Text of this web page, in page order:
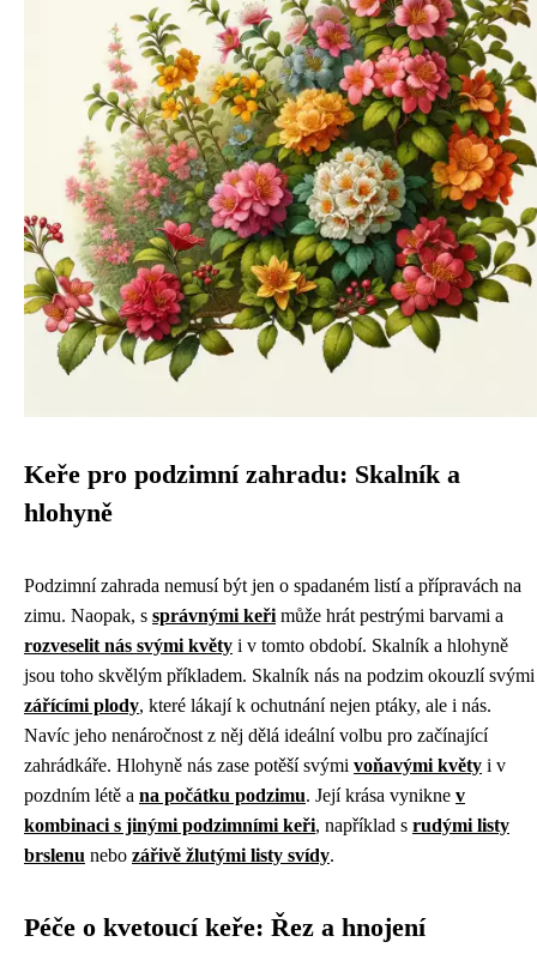
Keře pro podzimní zahradu: Skalník a
hlohyně
Podzimní zahrada nemusí být jen o spadaném listí a přípravách na
zimu. Naopak, s správnými keři může hrát pestrými barvami a
rozveselit nás svými květy i v tomto období. Skalník a hlohyně
jsou toho skvělým příkladem. Skalník nás na podzim okouzlí svými
zářícími plody, které lákají k ochutnání nejen ptáky, ale i nás.
Navíc jeho nenáročnost z něj dělá ideální volbu pro začínající
zahrádkáře. Hlohyně nás zase potěší svými voňavými květy i v
pozdním létě a na počátku podzimu. Její krása vynikne v
kombinaci s jinými podzimními keři, například s rudými listy
brslenu nebo zářivě žlutými listy svídy.
Péče o kvetoucí keře: Řez a hnojení